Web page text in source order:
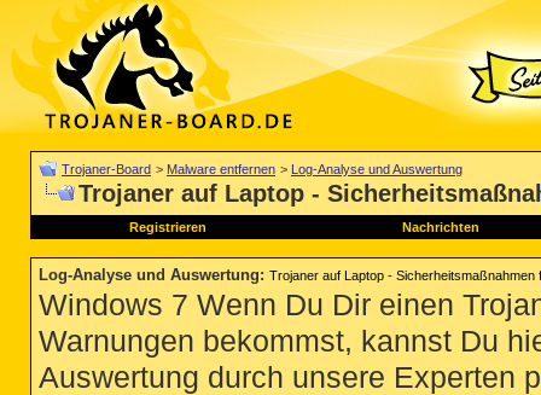
Trojaner-Board > Malware entfernen > Log-Analyse und Auswertung
Trojaner auf Laptop -
Registrieren Nachrichten
Log-Analyse und Auswertung: Trojaner auf Laptop - Sicherheitsmaßnahmen
Windows 7 Wenn Du Dir einen
Warnungen bekommst, kannst Du
Auswertung durch unsere Experten